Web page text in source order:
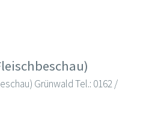
Grünwald Tel.: 0162 /